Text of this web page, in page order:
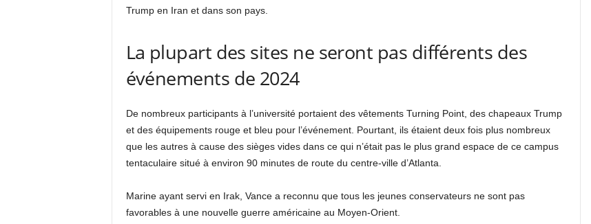
Trump en Iran et dans son pays.
La plupart des sites ne seront pas différents des
événements de 2024
De nombreux participants à l’université portaient des vêtements Turning Point, des chapeaux Trump
et des équipements rouge et bleu pour l’événement. Pourtant, ils étaient deux fois plus nombreux
que les autres à cause des sièges vides dans ce qui n’était pas le plus grand espace de ce campus
tentaculaire situé à environ 90 minutes de route du centre-ville d’Atlanta.
Marine ayant servi en Irak, Vance a reconnu que tous les jeunes conservateurs ne sont pas
favorables à une nouvelle guerre américaine au Moyen-Orient.